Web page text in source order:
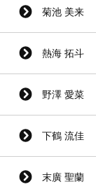
菊池 美来
熱海 拓斗
野澤 愛菜
下鶴 流佳
末廣 聖蘭